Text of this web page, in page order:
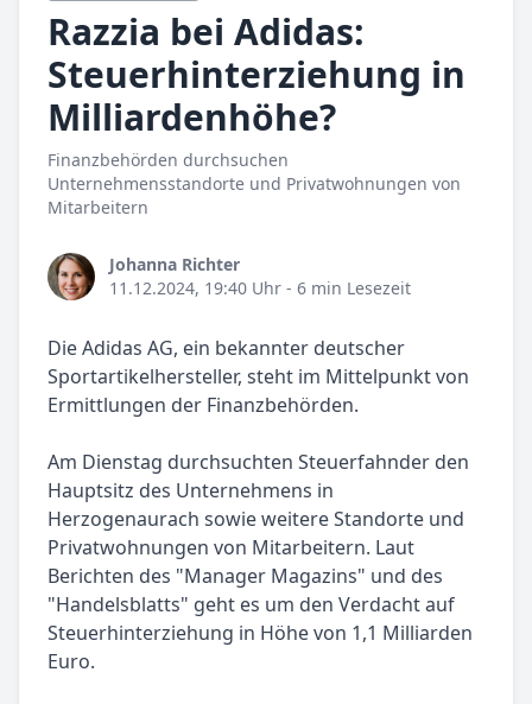
Razzia bei Adidas:
Steuerhinterziehung in
Milliardenhöhe?
Finanzbehörden durchsuchen
Unternehmensstandorte und Privatwohnungen von
Mitarbeitern
Johanna Richter
11.12.2024, 19:40 Uhr - 6 min Lesezeit
Die Adidas AG, ein bekannter deutscher
Sportartikelhersteller, steht im Mittelpunkt von
Ermittlungen der Finanzbehörden.
Am Dienstag durchsuchten Steuerfahnder den
Hauptsitz des Unternehmens in
Herzogenaurach sowie weitere Standorte und
Privatwohnungen von Mitarbeitern. Laut
Berichten des "Manager Magazins" und des
"Handelsblatts" geht es um den Verdacht auf
Steuerhinterziehung in Höhe von 1,1 Milliarden
Euro.